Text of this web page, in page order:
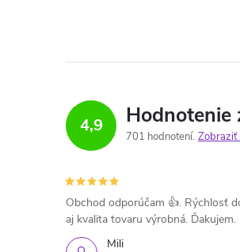
4,9 Hodnotenie
701 hodnotení Zobraziť
Mili
Obchod odporúčam 👍. Rýchlosť
aj kvalita tovaru výrobná. Ďakujem.